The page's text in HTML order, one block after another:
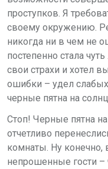
проступков. Я
своему окружению.
никогда ни в чем не
постепенно стала
свои страхи и хотел
ошибки – удел
черные пятна на
Стоп! Черные пятна
отчетливо
комнаты. Ну
непрошенные гости –